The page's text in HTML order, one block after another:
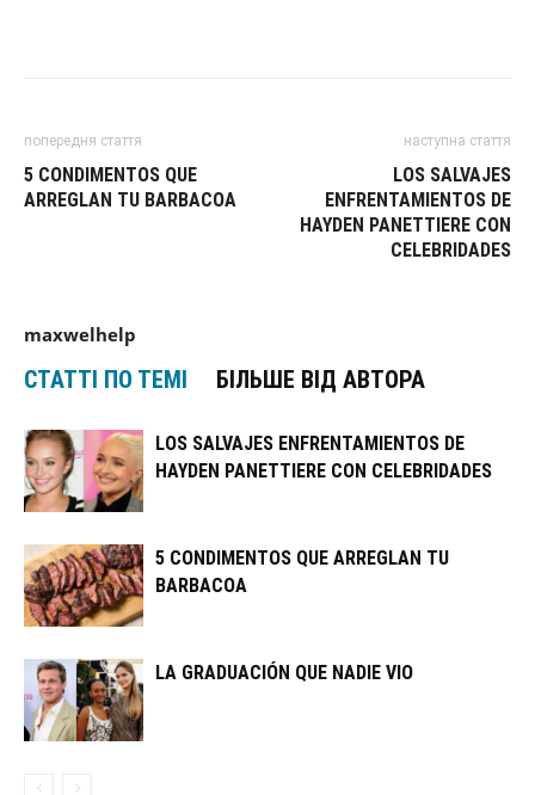
попередня стаття
5 CONDIMENTOS QUE
ARREGLAN TU BARBACOA
наступна стаття
LOS SALVAJES
ENFRENTAMIENTOS DE
HAYDEN PANETTIERE CON
CELEBRIDADES
maxwelhelp
СТАТТІ ПО ТЕМІ БІЛЬШЕ ВІД АВТОРА
LOS SALVAJES ENFRENTAMIENTOS DE
HAYDEN PANETTIERE CON CELEBRIDADES
5 CONDIMENTOS QUE ARREGLAN TU
BARBACOA
LA GRADUACIÓN QUE NADIE VIO